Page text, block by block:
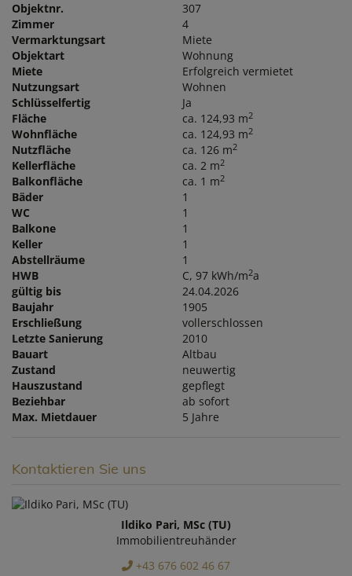
Objektnr.
307
Zimmer
4
Vermarktungsart
Miete
Objektart
Wohnung
Miete
Erfolgreich vermietet
Nutzungsart
Wohnen
Schlüsselfertig
Ja
Fläche
ca. 124,93 m2
Wohnfläche ca. 124,93 m2
Nutzfläche ca. 126 m2
Kellerfläche ca. 2 m2
Balkonfläche ca. 1 m2
Bäder
1
WC
1
Balkone
1
Keller
1
Abstellräume
1
HWB
C, 97 kWh/m2a
gültig bis
24.04.2026
Baujahr
1905
Erschließung
vollerschlossen
Letzte Sanierung
2010
Bauart
Altbau
Zustand
neuwertig
Hauszustand
gepflegt
Beziehbar
ab sofort
Max. Mietdauer
5 Jahre
Kontaktieren Sie uns
Ildiko Pari, MSc (TU)
Immobilientreuhänder
+43 676 602 46 67